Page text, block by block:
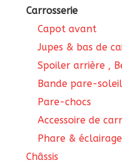
Carrosserie
Capot avant
Jupes & bas de
Spoiler arrière ,
Bande pare-soleil
Pare-chocs
Accessoire de
Phare &
Châssis